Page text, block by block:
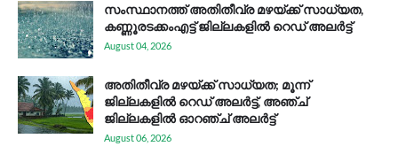
സം​സ്ഥാ​ന​ത്ത് അ​തി​തീ​വ്ര മ​ഴ​യ്ക്ക് സാ​ധ്യ​ത,
കണ്ണൂരടക്കംഎ​ട്ട് ജി​ല്ല​ക​ളി​ൽ റെ​ഡ് അ​ലർ​ട്ട്
August 04, 2026
അതിതീവ്ര മഴയ്ക്ക് സാധ്യത; മൂന്ന്
ജില്ലകളിൽ റെഡ് അലർട്ട്, അഞ്ച്
ജില്ലകളിൽ ഓറഞ്ച് അലർട്ട്
August 06, 2026